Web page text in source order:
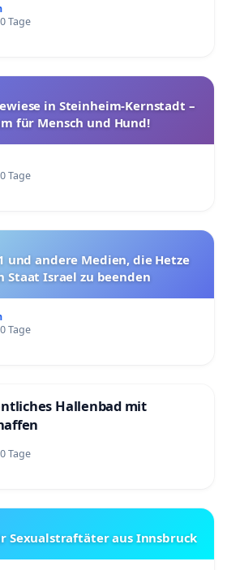
Tage
in Steinheim-Kernstadt –
für Mensch und Hund!
Tage
und andere Medien, die Hetze
Staat Israel zu beenden
Tage
Hallenbad mit
Tage
Sexualstraftäter aus Innsbruck